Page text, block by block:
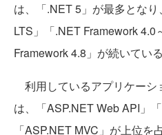
は、「.NET 5」が最多とな
LTS」「.NET Framework 4.0
Framework 4.8」が続いている
利用しているアプリケーシ
は、「ASP.NET Web API」
「ASP.NET MVC」が上位を